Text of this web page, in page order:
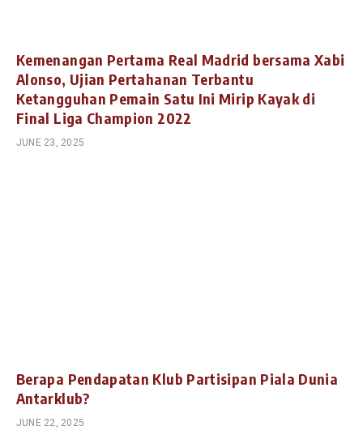
Kemenangan Pertama Real Madrid bersama Xabi
Alonso, Ujian Pertahanan Terbantu
Ketangguhan Pemain Satu Ini Mirip Kayak di
Final Liga Champion 2022
JUNE 23, 2025
Berapa Pendapatan Klub Partisipan Piala Dunia
Antarklub?
JUNE 22, 2025